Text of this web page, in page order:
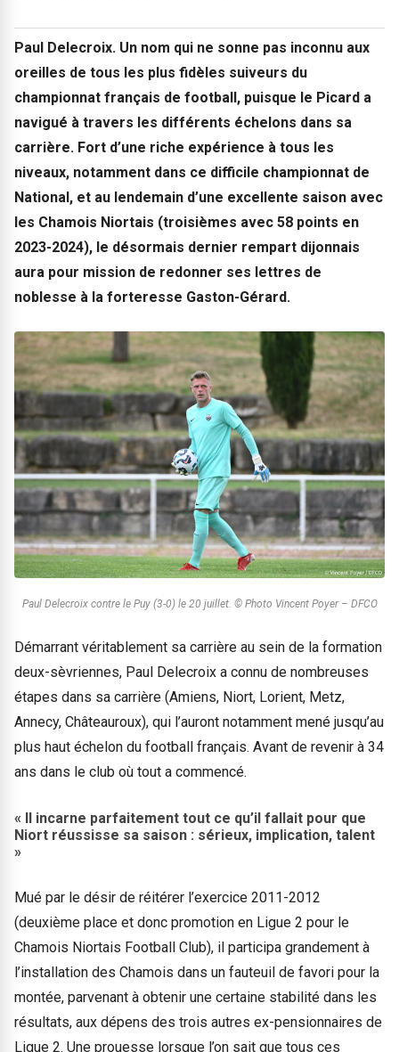
Paul Delecroix. Un nom qui ne sonne pas inconnu aux
oreilles de tous les plus fidèles suiveurs du
championnat français de football, puisque le Picard a
navigué à travers les différents échelons dans sa
carrière. Fort d’une riche expérience à tous les
niveaux, notamment dans ce difficile championnat de
National, et au lendemain d’une excellente saison avec
les Chamois Niortais (troisièmes avec 58 points en
2023-2024), le désormais dernier rempart dijonnais
aura pour mission de redonner ses lettres de
noblesse à la forteresse Gaston-Gérard.
Paul Delecroix contre le Puy (3-0) le 20 juillet. © Photo Vincent Poyer – DFCO
Démarrant véritablement sa carrière au sein de la formation
deux-sèvriennes, Paul Delecroix a connu de nombreuses
étapes dans sa carrière (Amiens, Niort, Lorient, Metz,
Annecy, Châteauroux), qui l’auront notamment mené jusqu’au
plus haut échelon du football français. Avant de revenir à 34
ans dans le club où tout a commencé.
« Il incarne parfaitement tout ce qu’il fallait pour que
Niort réussisse sa saison : sérieux, implication, talent
»
Mué par le désir de réitérer l’exercice 2011-2012
(deuxième place et donc promotion en Ligue 2 pour le
Chamois Niortais Football Club), il participa grandement à
l’installation des Chamois dans un fauteuil de favori pour la
montée, parvenant à obtenir une certaine stabilité dans les
résultats, aux dépens des trois autres ex-pensionnaires de
Ligue 2. Une prouesse lorsque l’on sait que tous ces